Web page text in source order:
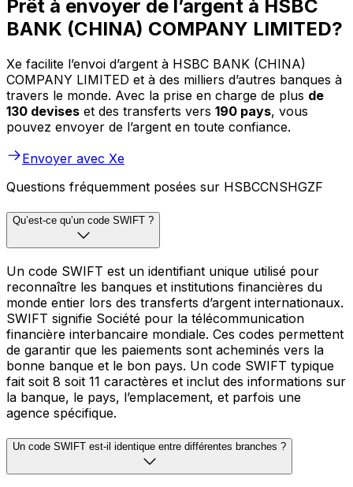
Prêt à envoyer de l’argent à HSBC
BANK (CHINA) COMPANY LIMITED?
Xe facilite l’envoi d’argent à HSBC BANK (CHINA)
COMPANY LIMITED et à des milliers d’autres banques à
travers le monde. Avec la prise en charge de plus de
130 devises et des transferts vers 190 pays, vous
pouvez envoyer de l’argent en toute confiance.
Envoyer avec Xe
Questions fréquemment posées sur HSBCCNSHGZF
Qu’est-ce qu’un code SWIFT ?
Un code SWIFT est un identifiant unique utilisé pour
reconnaître les banques et institutions financières du
monde entier lors des transferts d’argent internationaux.
SWIFT signifie Société pour la télécommunication
financière interbancaire mondiale. Ces codes permettent
de garantir que les paiements sont acheminés vers la
bonne banque et le bon pays. Un code SWIFT typique
fait soit 8 soit 11 caractères et inclut des informations sur
la banque, le pays, l’emplacement, et parfois une
agence spécifique.
Un code SWIFT est-il identique entre différentes branches ?